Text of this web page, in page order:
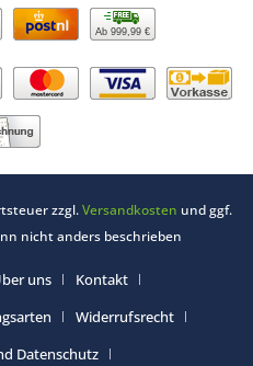
Ab 999,99 €
zzgl.Versandkosten und ggf.
nicht anders beschrieben
uns
Kontakt
Widerrufsrecht
Datenschutz